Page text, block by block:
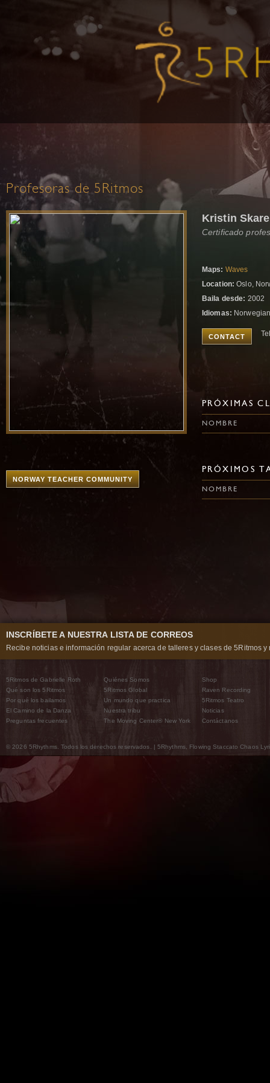
Profesoras de 5Ritmos
NORWAY TEACHER COMMUNITY
Kristin Skare
Certificado
Maps: Waves
Location: Oslo,
Baila desde: 2002
Idiomas:
CONTACT
PRÓXIMAS
NOMBRE
PRÓXIMOS
NOMBRE
INSCRÍBETE A NUESTRA LISTA DE CORREOS
Recibe noticias e información regular acerca de talleres y clases de 5Ritmos y
5Ritmos de Gabrielle Roth
Qué son los 5Ritmos
Por qué los bailamos
El Camino de la Danza
Preguntas frecuentes
Quiénes Somos
5Ritmos Global
Un mundo que practica
Nuestra tribu
The Moving Center® New York
Shop
Raven Recording
5Ritmos Teatro
Noticias
Contáctanos
© 2026 5Rhythms. Todos los derechos reservados. | 5Rhythms, Flowing Staccato Chaos